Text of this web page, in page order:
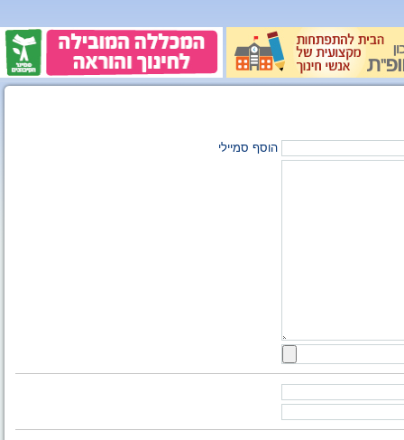
הוסף סמיילי